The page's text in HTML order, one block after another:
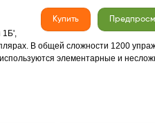
Купить
1Б',
В общей сложности 1200
элементарные и